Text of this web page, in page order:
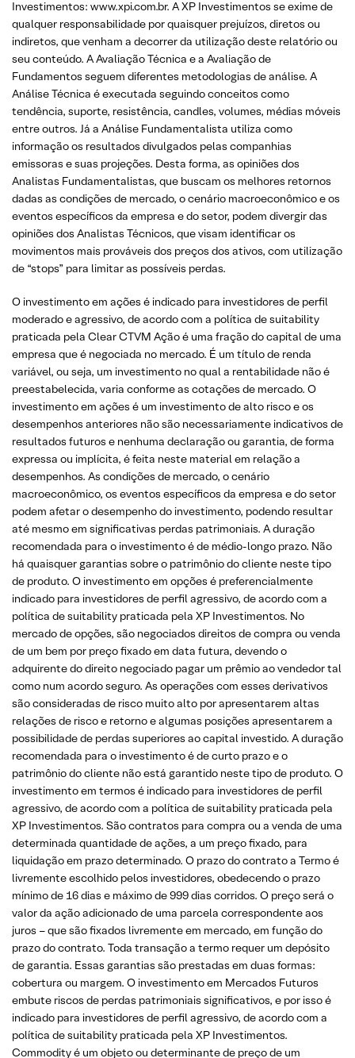
Investimentos: www.xpi.com.br. A XP Investimentos se exime de
qualquer responsabilidade por quaisquer prejuízos, diretos ou
indiretos, que venham a decorrer da utilização deste relatório ou
seu conteúdo. A Avaliação Técnica e a Avaliação de
Fundamentos seguem diferentes metodologias de análise. A
Análise Técnica é executada seguindo conceitos como
tendência, suporte, resistência, candles, volumes, médias móveis
entre outros. Já a Análise Fundamentalista utiliza como
informação os resultados divulgados pelas companhias
emissoras e suas projeções. Desta forma, as opiniões dos
Analistas Fundamentalistas, que buscam os melhores retornos
dadas as condições de mercado, o cenário macroeconômico e os
eventos específicos da empresa e do setor, podem divergir das
opiniões dos Analistas Técnicos, que visam identificar os
movimentos mais prováveis dos preços dos ativos, com utilização
de “stops” para limitar as possíveis perdas.
O investimento em ações é indicado para investidores de perfil
moderado e agressivo, de acordo com a política de suitability
praticada pela Clear CTVM Ação é uma fração do capital de uma
empresa que é negociada no mercado. É um título de renda
variável, ou seja, um investimento no qual a rentabilidade não é
preestabelecida, varia conforme as cotações de mercado. O
investimento em ações é um investimento de alto risco e os
desempenhos anteriores não são necessariamente indicativos de
resultados futuros e nenhuma declaração ou garantia, de forma
expressa ou implícita, é feita neste material em relação a
desempenhos. As condições de mercado, o cenário
macroeconômico, os eventos específicos da empresa e do setor
podem afetar o desempenho do investimento, podendo resultar
até mesmo em significativas perdas patrimoniais. A duração
recomendada para o investimento é de médio-longo prazo. Não
há quaisquer garantias sobre o patrimônio do cliente neste tipo
de produto. O investimento em opções é preferencialmente
indicado para investidores de perfil agressivo, de acordo com a
política de suitability praticada pela XP Investimentos. No
mercado de opções, são negociados direitos de compra ou venda
de um bem por preço fixado em data futura, devendo o
adquirente do direito negociado pagar um prêmio ao vendedor tal
como num acordo seguro. As operações com esses derivativos
são consideradas de risco muito alto por apresentarem altas
relações de risco e retorno e algumas posições apresentarem a
possibilidade de perdas superiores ao capital investido. A duração
recomendada para o investimento é de curto prazo e o
patrimônio do cliente não está garantido neste tipo de produto. O
investimento em termos é indicado para investidores de perfil
agressivo, de acordo com a política de suitability praticada pela
XP Investimentos. São contratos para compra ou a venda de uma
determinada quantidade de ações, a um preço fixado, para
liquidação em prazo determinado. O prazo do contrato a Termo é
livremente escolhido pelos investidores, obedecendo o prazo
mínimo de 16 dias e máximo de 999 dias corridos. O preço será o
valor da ação adicionado de uma parcela correspondente aos
juros – que são fixados livremente em mercado, em função do
prazo do contrato. Toda transação a termo requer um depósito
de garantia. Essas garantias são prestadas em duas formas:
cobertura ou margem. O investimento em Mercados Futuros
embute riscos de perdas patrimoniais significativos, e por isso é
indicado para investidores de perfil agressivo, de acordo com a
política de suitability praticada pela XP Investimentos.
Commodity é um objeto ou determinante de preço de um